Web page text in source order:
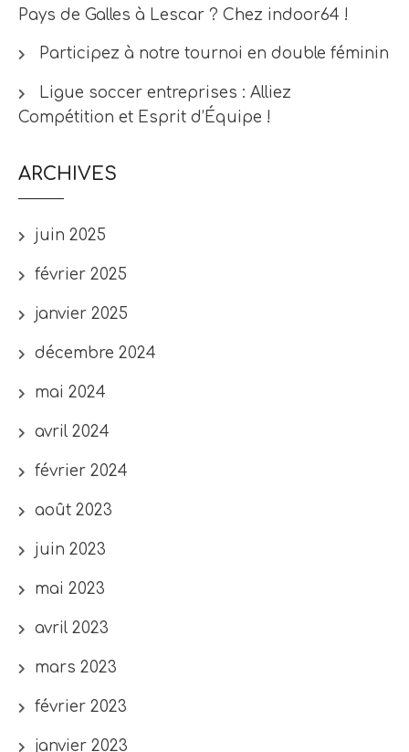
Pays de Galles à Lescar ? Chez indoor64 !
Participez à notre tournoi en double féminin
Ligue soccer entreprises : Alliez
Compétition et Esprit d’Équipe !
ARCHIVES
juin 2025
février 2025
janvier 2025
décembre 2024
mai 2024
avril 2024
février 2024
août 2023
juin 2023
mai 2023
avril 2023
mars 2023
février 2023
janvier 2023